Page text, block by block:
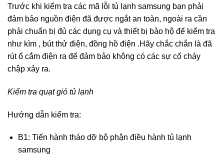
Trước khi kiểm tra các mã lỗi tủ lạnh samsung bạn phải
đảm bảo nguồn điện đã được ngắt an toàn, ngoài ra cần
phải chuẩn bị đủ các dụng cụ và thiết bị bảo hộ để kiểm tra
như kìm , bút thử điện, đồng hồ điện .Hãy chắc chắn là đã
rút ổ cắm điện ra để đảm bảo không có các sự cố cháy
chập xảy ra.
Kiểm tra quạt gió tủ lạnh
Hướng dẫn kiểm tra:
B1: Tiến hành tháo dỡ bộ phận điều hành tủ lạnh
samsung